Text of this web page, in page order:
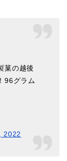
菓の越後
96グラム
2022